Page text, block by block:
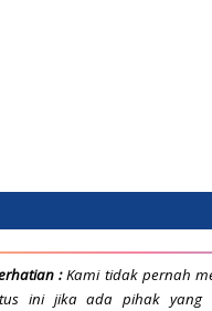
:Kami tidak pernah
ini jika ada pihak yang